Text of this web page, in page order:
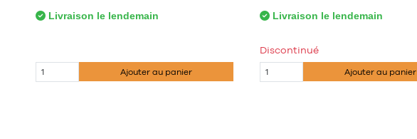
Livraison le lendemain
Ajouter au panier
Livraison le lendemain
Discontinué
Ajouter au panier